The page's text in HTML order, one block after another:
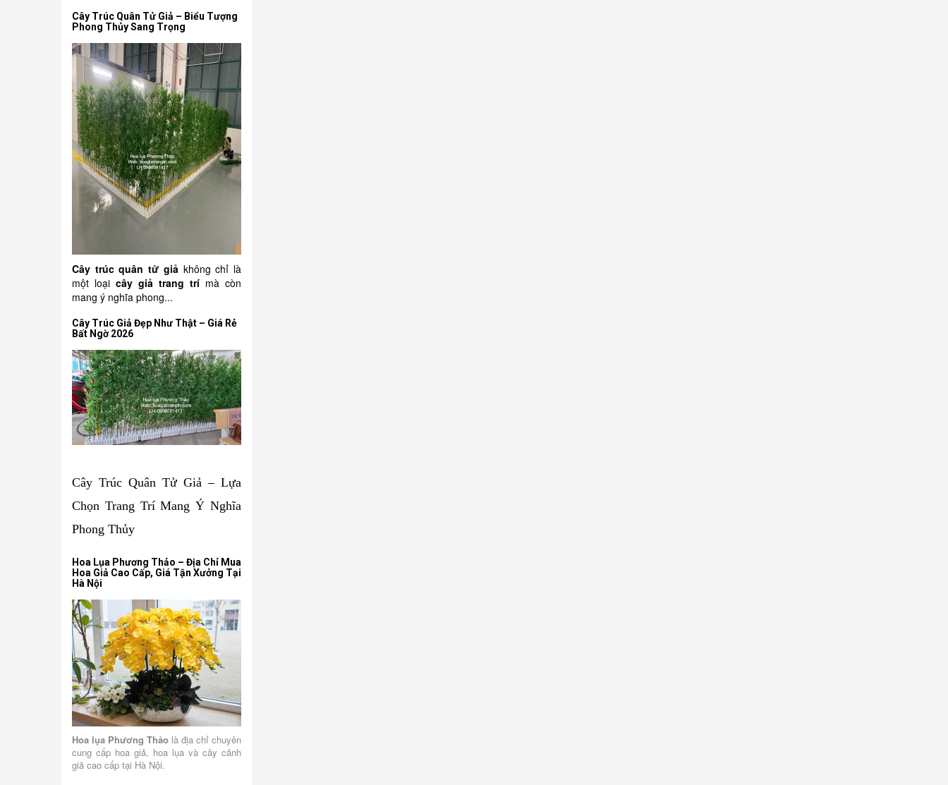
Cây Trúc Quân Tử Giả – Biểu Tượng
Phong Thủy Sang Trọng
Cây trúc quân tử giảkhông chỉ là
một loại cây giả trang trí mà còn
mang ý nghĩa phong...
Cây Trúc Giả Đẹp Như Thật – Giá Rẻ
Bất Ngờ 2026
Cây Trúc Quân Tử Giả – Lựa
Chọn Trang Trí Mang Ý Nghĩa
Phong Thủy
Hoa Lụa Phương Thảo – Địa Chỉ Mua
Hoa Giả Cao Cấp, Giá Tận Xưởng Tại
Hà Nội
Hoa lụa Phương Thảo là địa chỉ chuyên
cung cấp hoa giả, hoa lụa và cây cảnh
giả cao cấp tại Hà Nội.